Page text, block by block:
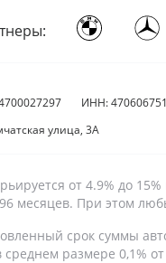
ИНН:
улица, 3А
от 4.9% до
месяцев. При этом
срок суммы
размере 0,1%